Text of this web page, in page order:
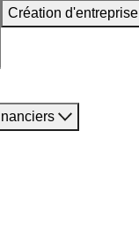
Création d'entreprise